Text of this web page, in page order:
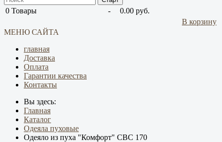
0 Товары -
0.00 руб.
В корзину
МЕНЮ САЙТА
главная
Доставка
Оплата
Гарантии качества
Контакты
Вы здесь:
Главная
Каталог
Одеяла пуховые
Одеяло из пуха "Комфорт" СВС 170